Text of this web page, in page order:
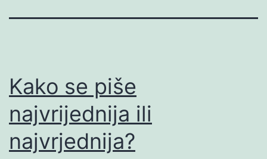
Kako se piše
najvrijednija ili
najvrjednija?